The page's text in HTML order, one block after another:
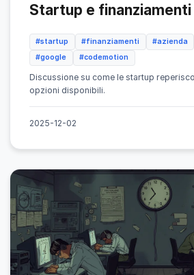
Startup e finanziamenti
#startup #finanziamenti #azienda
#google
#codemotion
Discussione su come le startup
opzioni disponibili.
2025-12-02